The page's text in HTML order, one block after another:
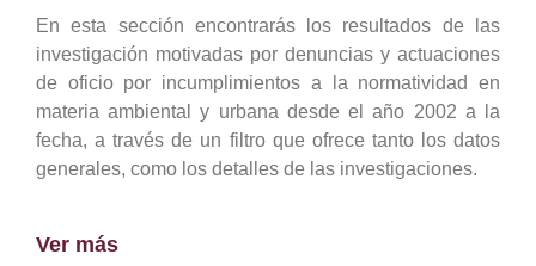
En esta sección encontrarás los resultados de las
investigación motivadas por denuncias y actuaciones
de oficio por incumplimientos a la normatividad en
materia ambiental y urbana desde el año 2002 a la
fecha, a través de un filtro que ofrece tanto los datos
generales, como los detalles de las investigaciones.
Ver más